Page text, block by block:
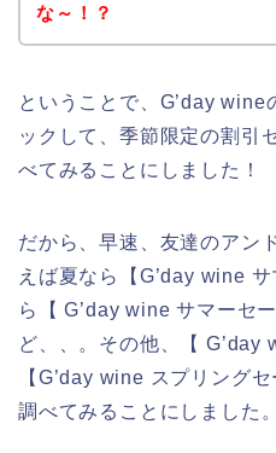
な～！？
ということで、G’day wine
ックして、季節限定の割引
べてみることにしました！
だから、早速、友達のアン
えば夏なら【G’day wine
ら【 G’day wine サマーセ
ど、、。その他、【 G’day
【G’day wine スプリング
調べてみることにしました。